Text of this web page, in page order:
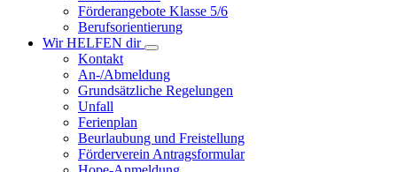
Förderangebote Klasse 5/6
Berufsorientierung
Wir HELFEN dir
Kontakt
An-/Abmeldung
Grundsätzliche Regelungen
Unfall
Ferienplan
Beurlaubung und Freistellung
Förderverein Antragsformular